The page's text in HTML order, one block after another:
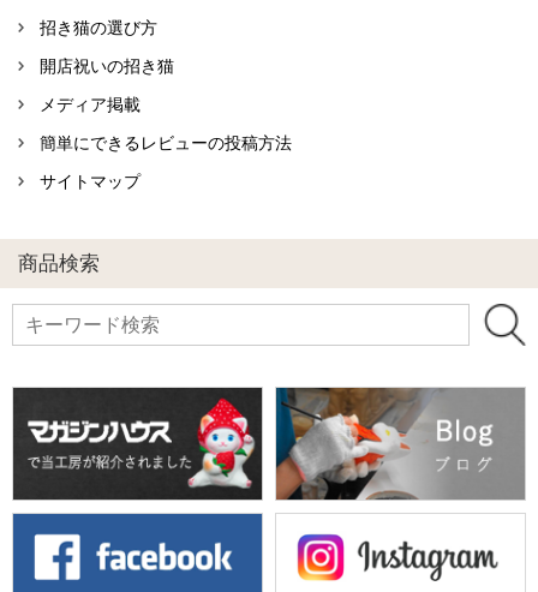
招き猫の選び方
開店祝いの招き猫
メディア掲載
簡単にできるレビューの投稿方法
サイトマップ
商品検索